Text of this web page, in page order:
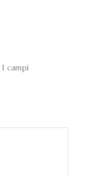
I campi